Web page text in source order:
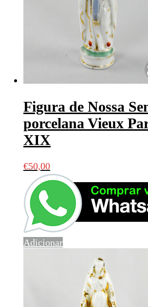
Figura de Nossa
porcelana Vieux
XIX
€50,00
Adicionar